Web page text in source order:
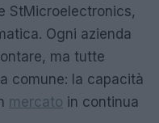
StMicroelectronics,
Ogni azienda
ma tutte
comune: la capacità
mercato in continua